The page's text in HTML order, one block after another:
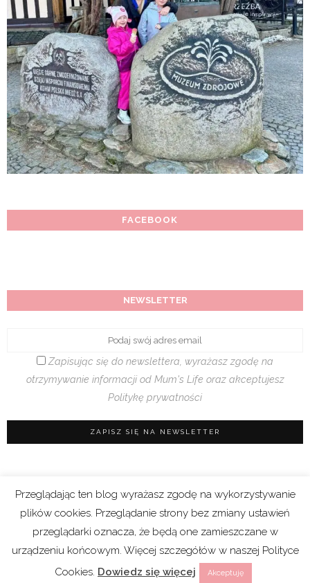
FACEBOOK
NEWSLETTER
Zapisując się do newslettera, wyrażasz zgodę na
otrzymywanie informacji od Mum's Life oraz akceptujesz
Politykę prywatności
Regulamin sklepu |Polityka prywatności (RODO)
|Cookies
Copyright 2021 © Mum’s Life. We współpracy z
Przeglądając ten blog wyrażasz zgodę na wykorzystywanie
plików cookies. Przeglądanie strony bez zmiany ustawień
przeglądarki oznacza, że będą one zamieszczane w
urządzeniu końcowym. Więcej szczegółów w naszej Polityce
Cookies. Dowiedz się więcej Akceptuję